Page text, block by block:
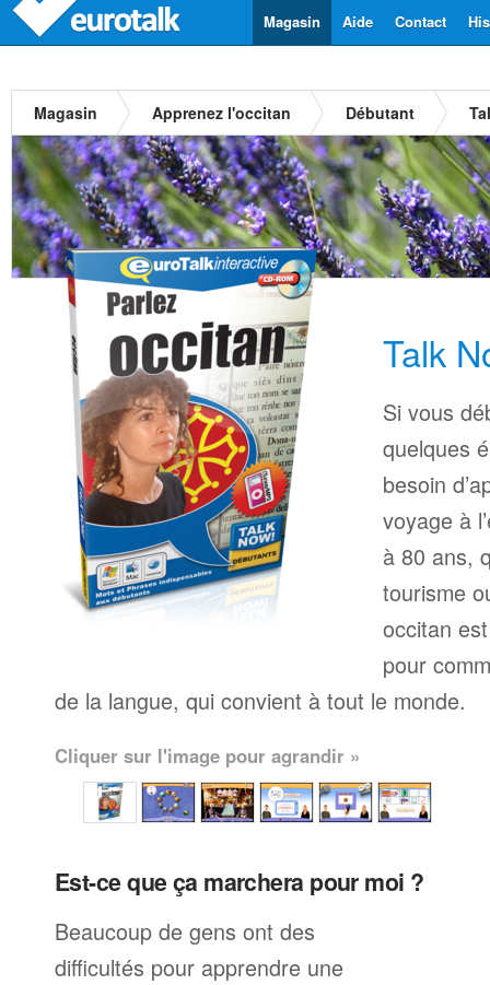
Contact
Aide
Magasin
Magasin Apprenez l'occitan Débutant
Talk
Si vous
quelques
besoin
voyage à
à 80 ans,
tourisme
occitan
pour
de la langue, qui convient à tout le monde.
Cliquer sur l'image pour agrandir »
Est-ce que ça marchera pour moi ?
Beaucoup de gens ont des
difficultés pour apprendre une